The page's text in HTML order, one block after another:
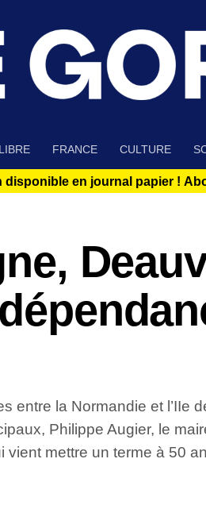
FRANCE CULTURE
disponible en journal papier !
entre la Normandie et l’IIe
Philippe Augier, le
mettre un terme à 50